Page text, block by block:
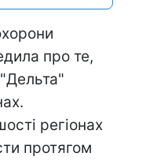
про те,
регіонах
протягом